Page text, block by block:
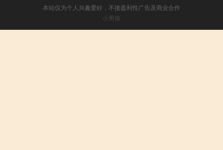
本站仅为个人兴趣爱好，不接盈利性广告及商业合作
小男孩